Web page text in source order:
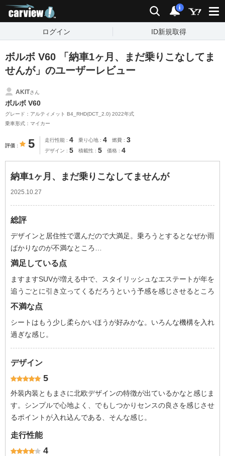
検索 通知
i
ログイン ID新規取得
ボルボ V60 「納車1ヶ月、まだ乗りこなしてま
せんが」のユーザーレビュー
AKITさん
ボルボ V60
グレード：アルティメット B4_RHD(DCT_2.0) 2022年式
乗車形式：マイカー
評価 5 走行性能 4 乗り心地 4 燃費 3
デザイン 5 積載性 5 価格 4
納車1ヶ月、まだ乗りこなしてませんが
2025.10.27
総評
デザインと居住性で選んだので大満足。乗ろうとするとなぜか雨
ばかりなのが不満なところ…
満足している点
ますますSUVが増える中で、スタイリッシュなエステートが年を
追うごとに引き立ってくるだろうという予感を感じさせるところ
不満な点
シートはもう少し柔らかいほうが好みかな。いろんな機構を入れ
過ぎな感じ。
デザイン
5
外装内装ともまさに北欧デザインの特徴が出ているかなと感じま
す。シンプルで心地よく、でもしつかりセンスの良さを感じさせ
るポイントが入れ込んである、そんな感じ。
走行性能
4